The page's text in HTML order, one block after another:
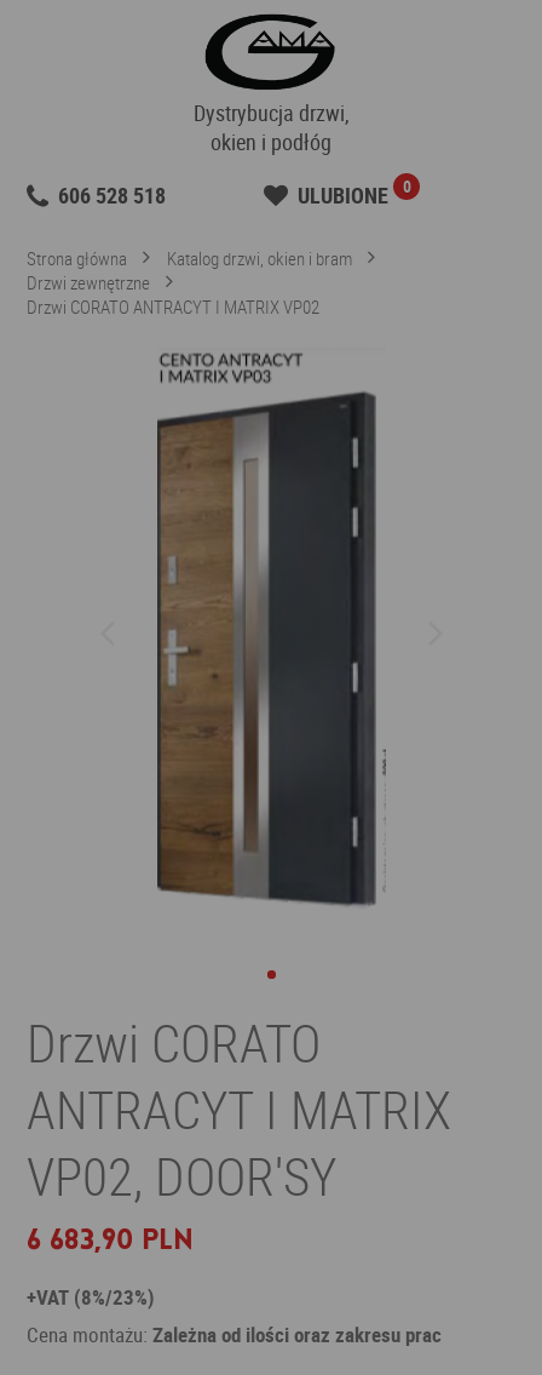
Dystrybucja drzwi,
okien i podłóg
606 528 518
ULUBIONE 0
Strona główna
Katalog drzwi, okien i bram
Drzwi zewnętrzne
Drzwi CORATO ANTRACYT I MATRIX VP02
Drzwi CORATO
ANTRACYT I MATRIX
VP02, DOOR'SY
6 683,90 PLN
+VAT (8%/23%)
Cena montażu:Zależna od ilości oraz zakresu prac